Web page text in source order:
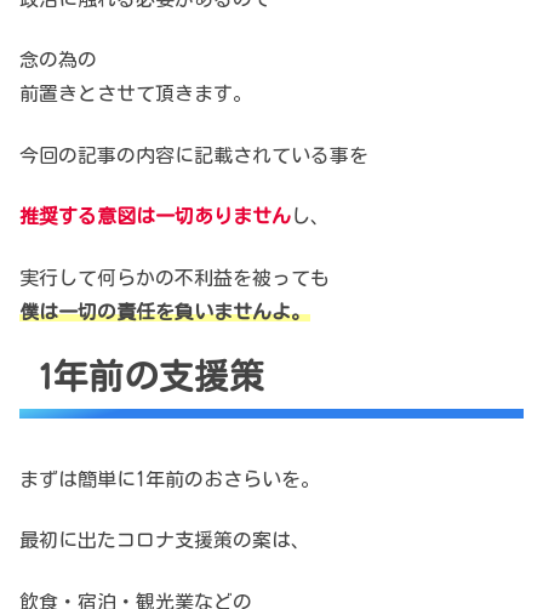
念の為の
前置きとさせて頂きます。
今回の記事の内容に記載されている事を
推奨する意図 は一切ありませんし、
実行して何らかの不利益を被っても
僕は一切の責任を負いませんよ。
1年前の支援策
まずは簡単に1年前のおさらいを。
最初に出たコロナ支援策の案は、
飲食・宿泊・観光業などの